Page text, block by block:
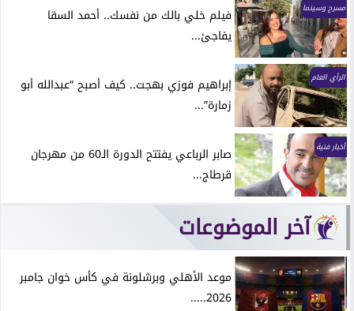
مسرح وسينما
فيلم خلي بالك من نفسك.. أحمد السقا
يفاجئ...
الرأي العام
إبراهيم فوزي بهجت.. كيف أصبح “عبدالله أبو
زمارة”...
أخبار فنية
صابر الرباعي يفتتح الدورة الـ60 من مهرجان
قرطاج...
آخر الموضوعات
موعد الأهلي وبرشلونة في كأس خوان جامبر
2026.....